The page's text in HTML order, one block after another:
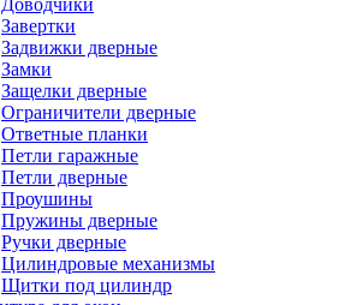
Доводчики
Завертки
Задвижки дверные
Замки
Защелки дверные
Ограничители дверные
Ответные планки
Петли гаражные
Петли дверные
Проушины
Пружины дверные
Ручки дверные
Цилиндровые механизмы
Щитки под цилиндр